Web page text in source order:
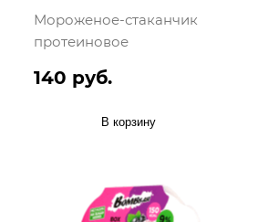
Мороженое-стаканчик
протеиновое
140 руб.
В корзину